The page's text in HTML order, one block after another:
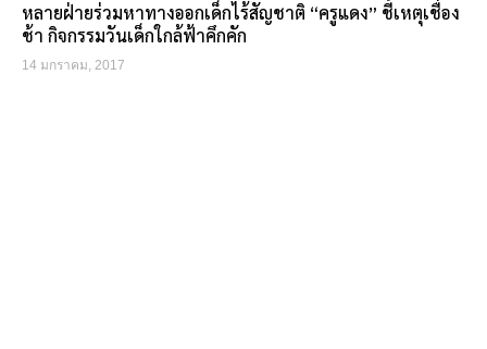
หลายฝ่ายร่วมหาทางออกเด็กไร้สัญชาติ “ครูแดง” ชี้เหตุเชื่อง
ช้า กิจกรรมวันเด็กใกล้ฟ้าคึกคัก
14 มกราคม, 2017